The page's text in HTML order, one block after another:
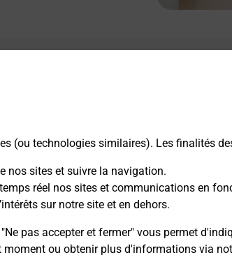
(ou technologies similaires). Les finalités
nos sites et suivre la navigation.
réel nos sites et communications en
sur notre site et en dehors.
pas accepter et fermer" vous permet
ou obtenir plus d'informations via
De Peyresourde